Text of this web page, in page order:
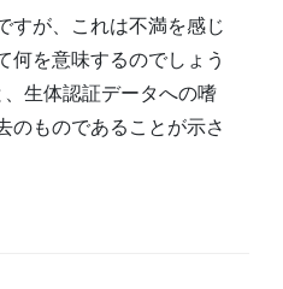
すが、これは不満を感じ
何を意味するのでしょう
生体認証データへの嗜
のものであることが示さ